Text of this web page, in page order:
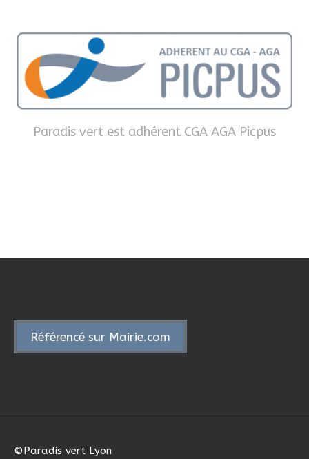
Paradis vert est adhérent CGA AGA Picpus
Référencé sur Mairie.com
©Paradis vert Lyon